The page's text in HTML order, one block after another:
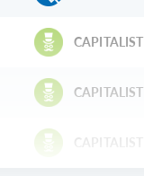
CAPITALIST
CAPITALIST